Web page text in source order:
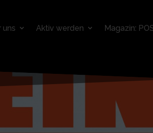
uns Aktiv werden Magazin: